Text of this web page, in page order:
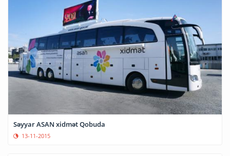
Səyyar ASAN xidmət Qobuda
13-11-2015